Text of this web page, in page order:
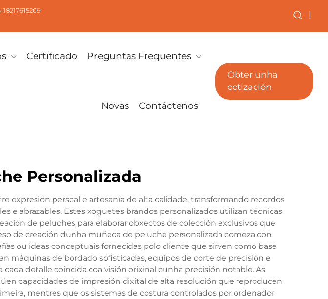
18217615209
|
Certificado Preguntas Frequentes
Novas Contáctenos
Obter unha
cotización
Personalizada
expresión persoal e artesanía de alta calidade, transformando recordos
e abrazables. Estes xoguetes brandos personalizados utilizan técnicas
de peluches para elaborar obxectos de colección exclusivos que
de creación dunha muñeca de peluche personalizada comeza con
ou ideas conceptuais fornecidas polo cliente que sirven como base
máquinas de bordado sofisticadas, equipos de corte de precisión e
detalle coincida coa visión orixinal cunha precisión notable. As
capacidades de impresión dixital de alta resolución que reproducen
mentres que os sistemas de costura controlados por ordenador